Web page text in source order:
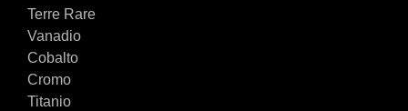
Terre Rare
Vanadio
Cobalto
Cromo
Titanio